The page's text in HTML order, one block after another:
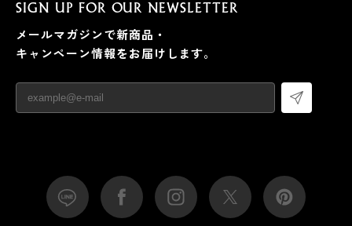
SIGN UP FOR OUR NEWSLETTER
メールマガジンで新商品・
キャンペーン情報をお届けします。